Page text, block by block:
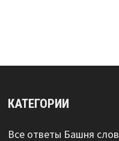
КАТЕГОРИИ
Все ответы Башня слов